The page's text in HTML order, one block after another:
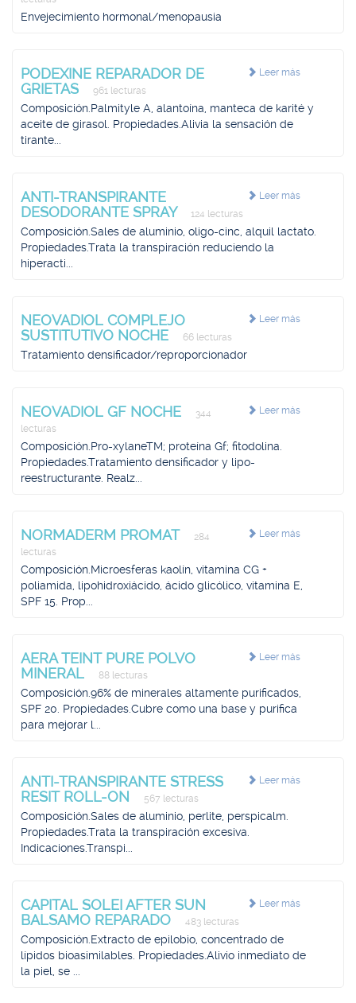
Envejecimiento hormonal/menopausia
Leer más
PODEXINE REPARADOR DE
GRIETAS
961 lecturas
Composición.Palmityle A, alantoína, manteca de karité y
aceite de girasol. Propiedades.Alivia la sensación de
tirante...
Leer más
ANTI-TRANSPIRANTE
DESODORANTE SPRAY
124 lecturas
Composición.Sales de aluminio, oligo-cinc, alquil lactato.
Propiedades.Trata la transpiración reduciendo la
hiperacti...
Leer más
NEOVADIOL COMPLEJO
SUSTITUTIVO NOCHE
66 lecturas
Tratamiento densificador/reproporcionador
Leer más
NEOVADIOL GF NOCHE
344
lecturas
Composición.Pro-xylaneTM; proteína Gf; fitodolina.
Propiedades.Tratamiento densificador y lipo-
reestructurante. Realz...
Leer más
NORMADERM PROMAT
284
lecturas
Composición.Microesferas kaolín, vitamina CG +
poliamida, lipohidroxiácido, ácido glicólico, vitamina E,
SPF 15. Prop...
Leer más
AERA TEINT PURE POLVO
MINERAL
88 lecturas
Composición.96% de minerales altamente purificados,
SPF 20. Propiedades.Cubre como una base y purifica
para mejorar l...
Leer más
ANTI-TRANSPIRANTE STRESS
RESIT ROLL-ON
567 lecturas
Composición.Sales de aluminio, perlite, perspicalm.
Propiedades.Trata la transpiración excesiva.
Indicaciones.Transpi...
Leer más
CAPITAL SOLEI AFTER SUN
BALSAMO REPARADO
483 lecturas
Composición.Extracto de epilobio, concentrado de
lípidos bioasimilables. Propiedades.Alivio inmediato de
la piel, se ...